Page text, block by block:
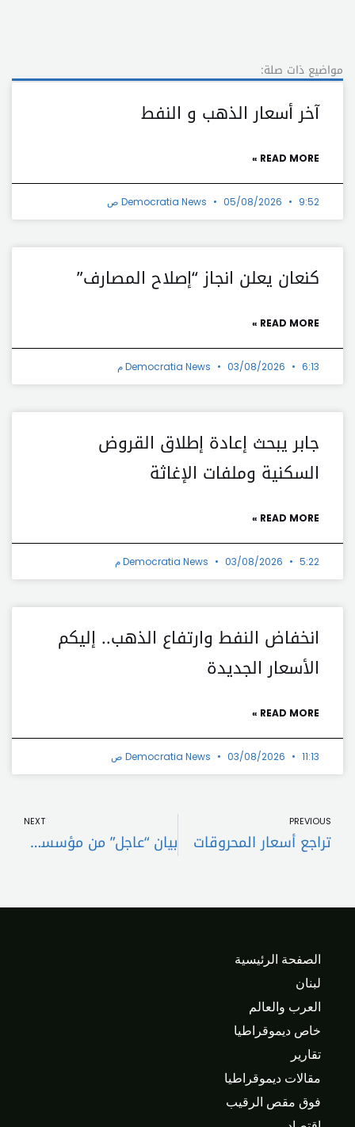
مواضيع ذات صلة:
آخر أسعار الذهب و النفط
READ MORE »
Democratia News 05/08/2026 9:52 ص
كنعان يعلن انجاز “إصلاح المصارف”
READ MORE »
Democratia News 03/08/2026 6:13 م
جابر يبحث إعادة إطلاق القروض
السكنية وملفات الإغاثة
READ MORE »
Democratia News 03/08/2026 5:22 م
انخفاض النفط وارتفاع الذهب.. إليكم
الأسعار الجديدة
READ MORE »
Democratia News 03/08/2026 11:13 ص
PREVIOUS
تراجع أسعار المحروقات
NEXT
بيان “عاجل” من مؤسسة مياه لبنان الجنوبي..هذا ما جاء فيه
الصفحة الرئيسية
لبنان
العرب والعالم
خاص ديموقراطيا
تقارير
مقالات ديموقراطيا
فوق مقص الرقيب